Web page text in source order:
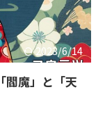
2023/6/14
閻魔」と「天